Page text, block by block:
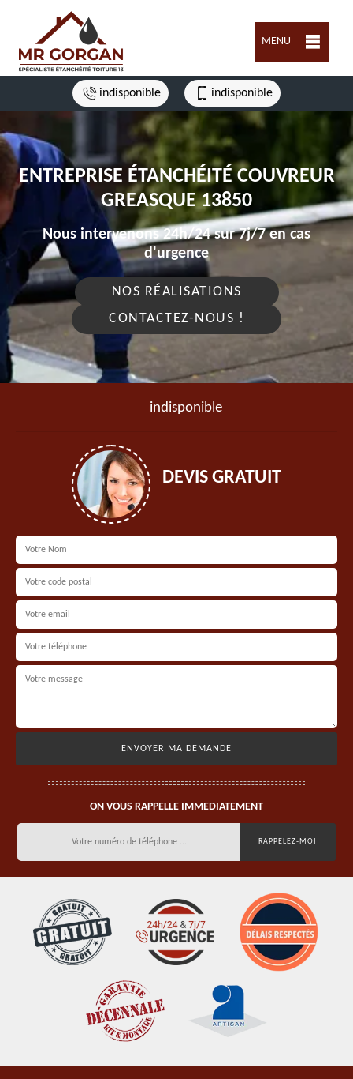
MENU
indisponible indisponible
ENTREPRISE ÉTANCHÉITÉ COUVREUR
GREASQUE 13850
Nous intervenons 24h/24 sur 7j/7 en cas
d'urgence
NOS RÉALISATIONS
CONTACTEZ-NOUS !
indisponible
DEVIS GRATUIT
ON VOUS RAPPELLE IMMEDIATEMENT